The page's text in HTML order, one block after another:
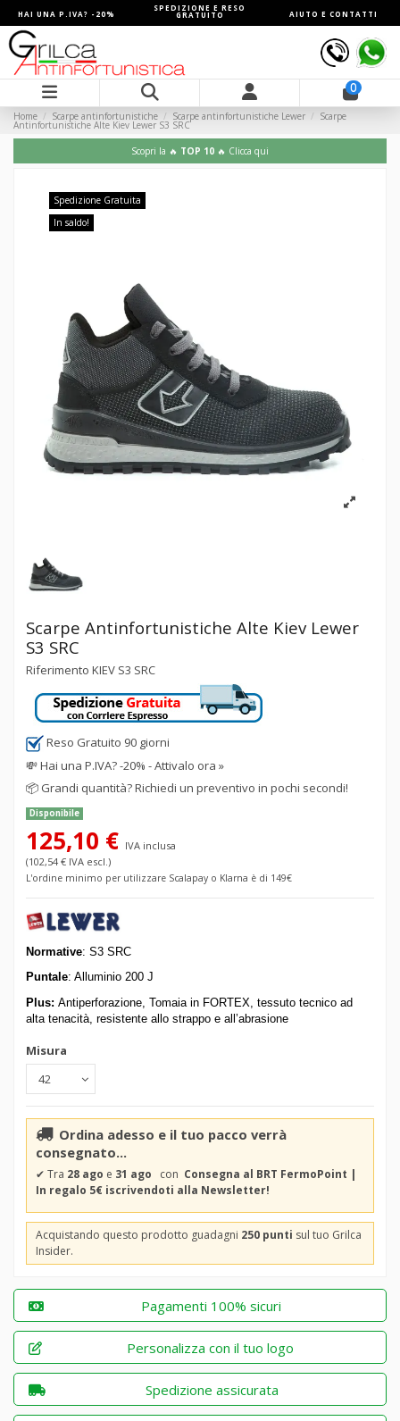
HAI UNA P.IVA? -20%
SPEDIZIONE E RESO
GRATUITO AIUTO E CONTATTI
0
Home Scarpe antinfortunistiche Scarpe antinfortunistiche Lewer Scarpe
Antinfortunistiche Alte Kiev Lewer S3 SRC
Scopri la 🔥 TOP 10 🔥 Clicca qui
Spedizione Gratuita
In saldo!
Scarpe Antinfortunistiche Alte Kiev Lewer
S3 SRC
Riferimento KIEV S3 SRC
Reso Gratuito 90 giorni
💸Hai una P.IVA? -20% - Attivalo ora »
📦 Grandi quantità? Richiedi un preventivo in pochi secondi!
Disponibile
125,10 € IVA inclusa
(102,54 € IVA escl.)
L'ordine minimo per utilizzare Scalapay o Klarna è di 149€
Normative: S3 SRC
Puntale: Alluminio 200 J
Plus: Antiperforazione, Tomaia in FORTEX, tessuto tecnico ad
alta tenacità, resistente allo strappo e all’abrasione
Misura
Ordina adesso e il tuo pacco verrà
consegnato...
✔ Tra 28 ago e 31 ago con Consegna al BRT FermoPoint |
In regalo 5€ iscrivendoti alla Newsletter!
Acquistando questo prodotto guadagni 250 punti sul tuo Grilca
Insider.
Pagamenti 100% sicuri
Personalizza con il tuo logo
Spedizione assicurata